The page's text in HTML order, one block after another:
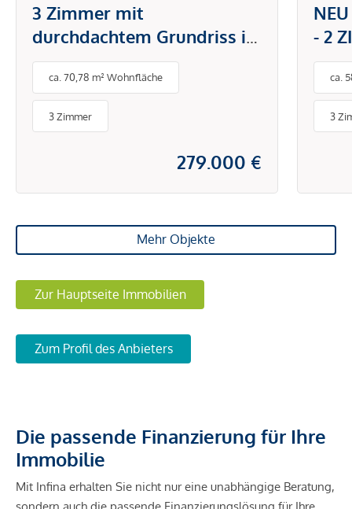
3 Zimmer mit
durchdachtem Grundriss in
attraktiver Lage - stilvoll
wohnen und sofort
bezugsfertig
ca. 70,78 m² Wohnfläche
3 Zimmer
279.000 €
- 2
ca.
3
Mehr Objekte
Zur Hauptseite Immobilien
Zum Profil des Anbieters
Die passende Finanzierung für Ihre
Immobilie
Mit Infina erhalten Sie nicht nur eine unabhängige Beratung,